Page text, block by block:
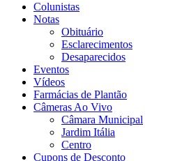
Colunistas
Notas
Obituário
Esclarecimentos
Desaparecidos
Eventos
Vídeos
Farmácias de Plantão
Câmeras Ao Vivo
Câmara Municipal
Jardim Itália
Centro
Cupons de Desconto